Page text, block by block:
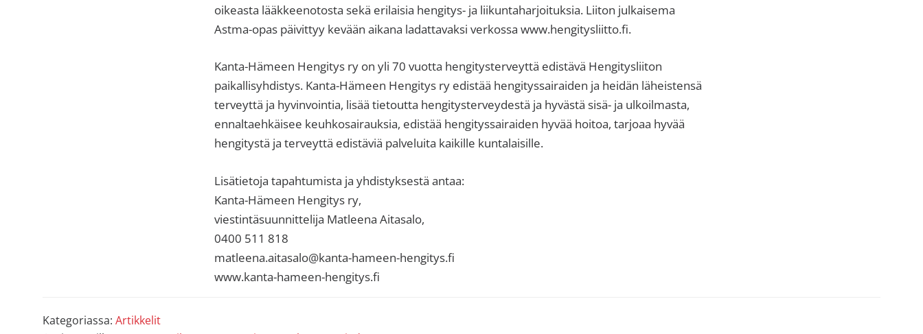
oikeasta lääkkeenotosta sekä erilaisia hengitys- ja liikuntaharjoituksia. Liiton julkaisema
Astma-opas päivittyy kevään aikana ladattavaksi verkossa www.hengitysliitto.fi.
Kanta-Hämeen Hengitys ry on yli 70 vuotta hengitysterveyttä edistävä Hengitysliiton
paikallisyhdistys. Kanta-Hämeen Hengitys ry edistää hengityssairaiden ja heidän läheistensä
terveyttä ja hyvinvointia, lisää tietoutta hengitysterveydestä ja hyvästä sisä- ja ulkoilmasta,
ennaltaehkäisee keuhkosairauksia, edistää hengityssairaiden hyvää hoitoa, tarjoaa hyvää
hengitystä ja terveyttä edistäviä palveluita kaikille kuntalaisille.
Lisätietoja tapahtumista ja yhdistyksestä antaa:
Kanta-Hämeen Hengitys ry,
viestintäsuunnittelija Matleena Aitasalo,
0400 511 818
matleena.aitasalo@kanta-hameen-hengitys.fi
www.kanta-hameen-hengitys.fi
Kategoriassa: Artikkelit